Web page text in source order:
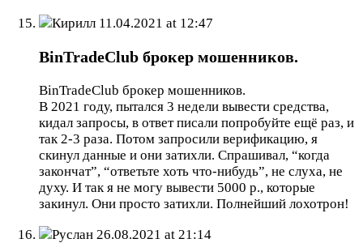
Кирилл 11.04.2021 at 12:47
BinTradeClub брокер мошенников.
BinTradeClub брокер мошенников.
В 2021 году, пытался 3 недели вывести средства,
кидал запросы, в ответ писали попробуйте ещё раз, и
так 2-3 раза. Потом запросили верификацию, я
скинул данные и они затихли. Спрашивал, “когда
закончат”, “ответьте хоть что-нибудь”, не слуха, не
духу. И так я не могу вывести 5000 р., которые
закинул. Они просто затихли. Полнейший лохотрон!
Руслан 26.08.2021 at 21:14